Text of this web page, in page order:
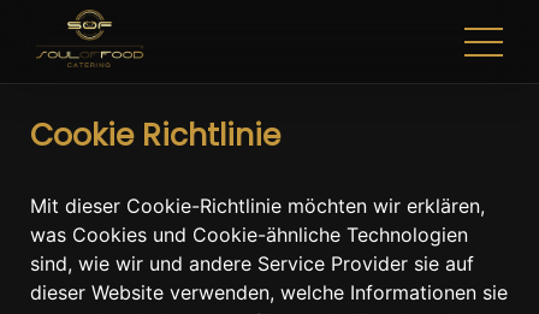
Cookie Richtlinie
Mit dieser Cookie-Richtlinie möchten wir erklären,
was Cookies und Cookie-ähnliche Technologien
sind, wie wir und andere Service Provider sie auf
dieser Website verwenden, welche Informationen sie